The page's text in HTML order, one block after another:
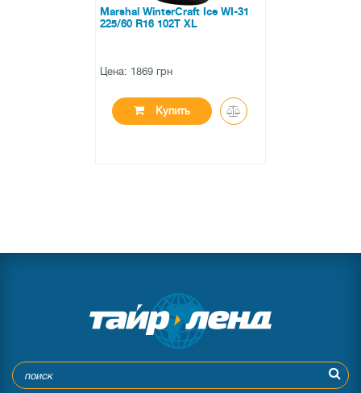
Marshal WinterCraft Ice WI-31
225/60 R16 102T XL
Цена: 1869 грн
Купить